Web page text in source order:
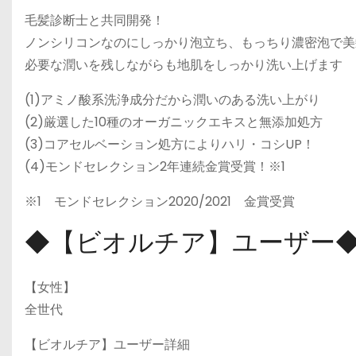
毛髪診断士と共同開発！
ノンシリコンなのにしっかり泡立ち、もっちり濃密泡で
必要な潤いを残しながらも地肌をしっかり洗い上げます
(1)アミノ酸系洗浄成分だから潤いのある洗い上がり
(2)厳選した10種のオーガニックエキスと無添加処方
(3)コアセルベーション処方によりハリ・コシUP！
(4)モンドセレクション2年連続金賞受賞！※1
※1 モンドセレクション2020/2021 金賞受賞
◆【ビオルチア】ユーザー
【女性】
全世代
【ビオルチア】ユーザー詳細